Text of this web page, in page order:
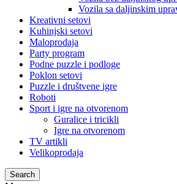
Vozila sa daljinskim
Kreativni setovi
Kuhinjski setovi
Maloprodaja
Party program
Podne puzzle i podloge
Poklon setovi
Puzzle i društvene igre
Roboti
Sport i igre na otvorenom
Guralice i tricikli
Igre na otvorenom
TV artikli
Velikoprodaja
Search